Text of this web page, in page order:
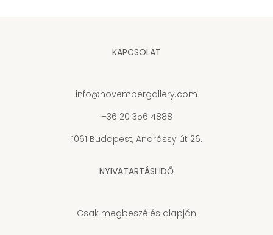
KAPCSOLAT
info@novembergallery.com
+36 20 356 4888
1061 Budapest, Andrássy út 26.
NYIVATARTÁSI IDŐ
Csak megbeszélés alapján